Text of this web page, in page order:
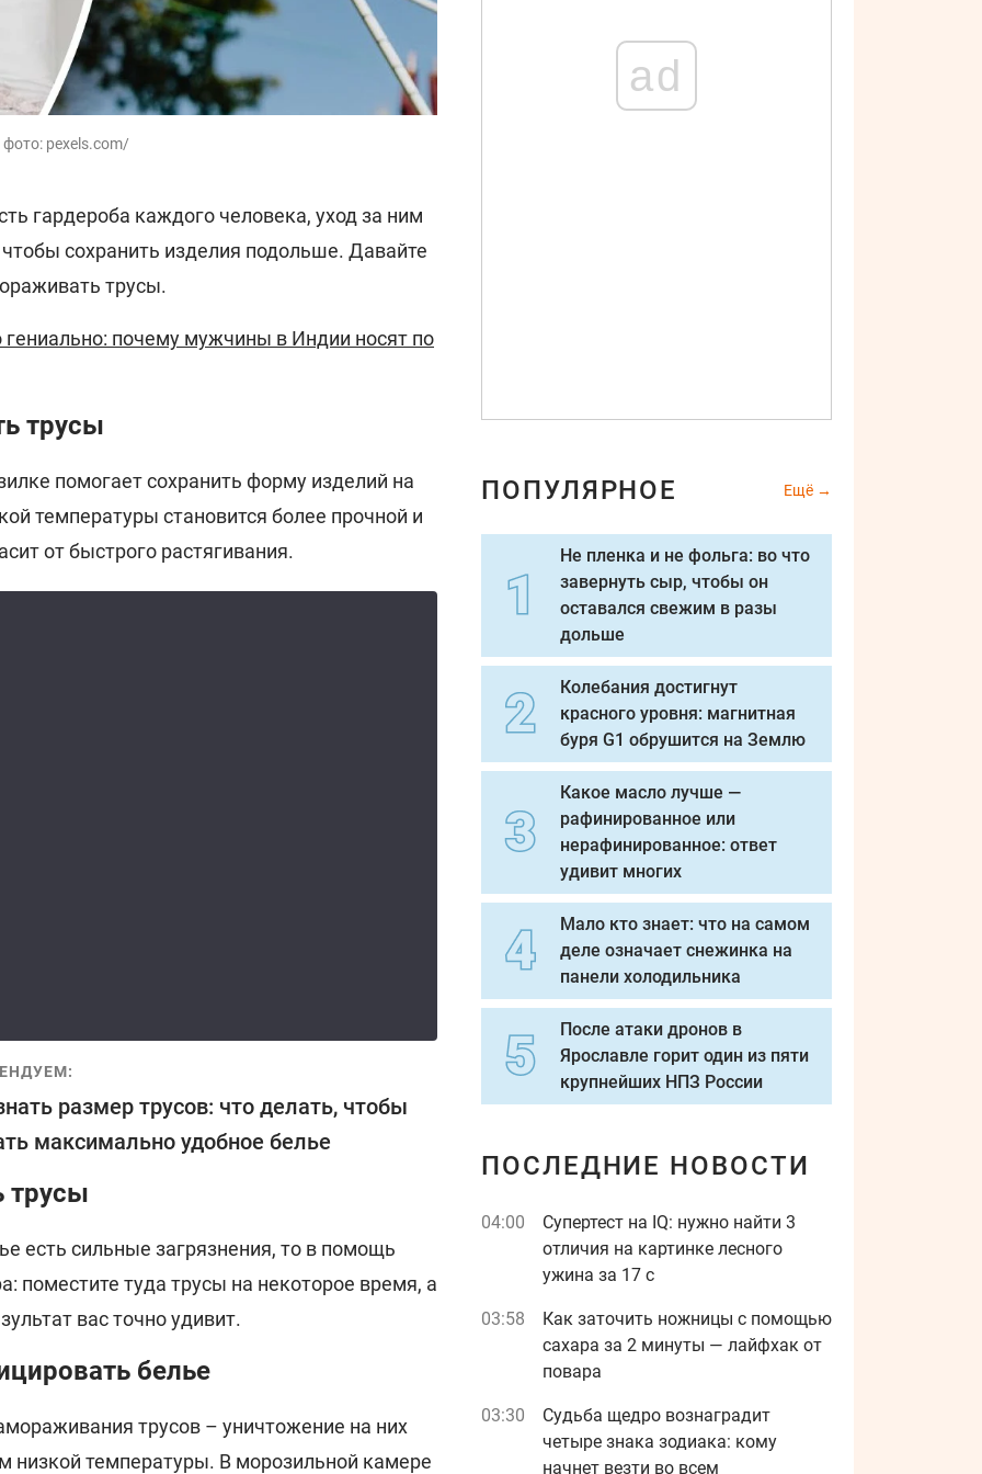
pexels.com/
гардероба каждого человека, уход за ним
сохранить изделия подольше. Давайте
трусы.
гениально: почему мужчины в Индии носят по
трусы
помогает сохранить форму изделий на
температуры становится более прочной и
от быстрого растягивания.
размер трусов: что делать, чтобы
максимально удобное белье
трусы
есть сильные загрязнения, то в помощь
поместите туда трусы на некоторое время, а
вас точно удивит.
белье
трусов – уничтожение на них
низкой температуры. В морозильной камере
ad
ПОПУЛЯРНОЕ Ещё
Не пленка и не фольга: во что
завернуть сыр, чтобы он
оставался свежим в разы
дольше
Колебания достигнут
красного уровня: магнитная
буря G1 обрушится на Землю
Какое масло лучше —
рафинированное или
нерафинированное: ответ
удивит многих
Мало кто знает: что на самом
деле означает снежинка на
панели холодильника
После атаки дронов в
Ярославле горит один из пяти
крупнейших НПЗ России
ПОСЛЕДНИЕ НОВОСТИ
04:00
Супертест на IQ: нужно найти 3
отличия на картинке лесного
ужина за 17 с
03:58
Как заточить ножницы с помощью
сахара за 2 минуты — лайфхак от
повара
03:30
Судьба щедро вознаградит
четыре знака зодиака: кому
начнет везти во всем